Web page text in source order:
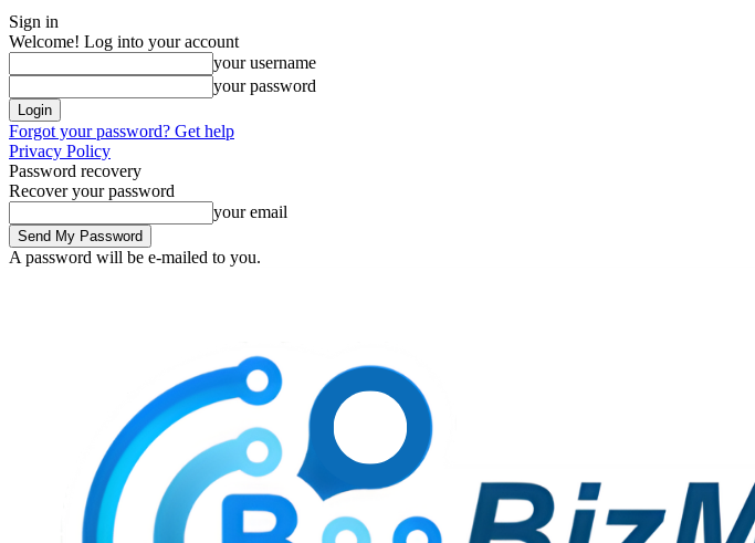
Sign in
Welcome! Log into your account
your username
your password
Forgot your password? Get help
Privacy Policy
Password recovery
Recover your password
your email
A password will be e-mailed to you.